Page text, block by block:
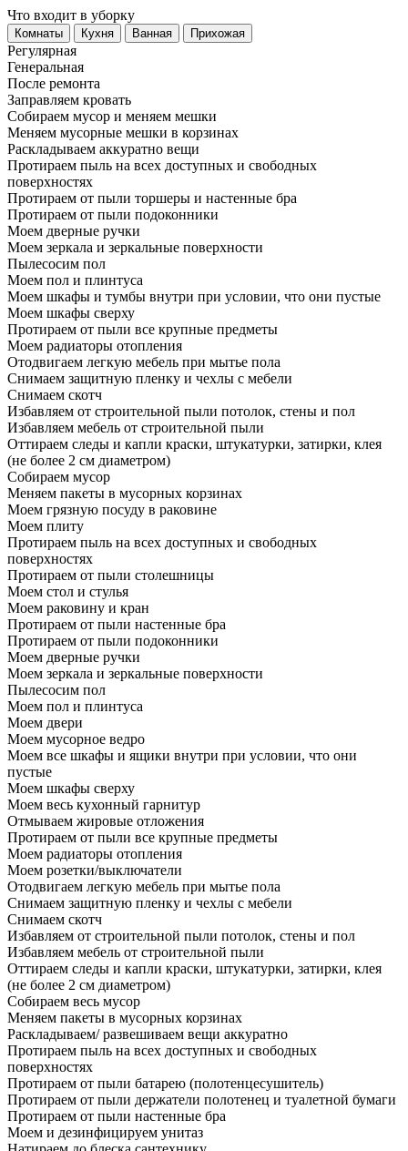
Что входит в уборку
Регу­лярная
Гене­ральная
После ремонта
Заправляем кровать
Собираем мусор и меняем мешки
Меняем мусорные мешки в корзинах
Раскладываем аккуратно вещи
Протираем пыль на всех доступных и свободных
поверхностях
Протираем от пыли торшеры и настенные бра
Протираем от пыли подоконники
Моем дверные ручки
Моем зеркала и зеркальные поверхности
Пылесосим пол
Моем пол и плинтуса
Моем шкафы и тумбы внутри при условии, что они пустые
Моем шкафы сверху
Протираем от пыли все крупные предметы
Моем радиаторы отопления
Отодвигаем легкую мебель при мытье пола
Снимаем защитную пленку и чехлы с мебели
Снимаем скотч
Избавляем от строительной пыли потолок, стены и пол
Избавляем мебель от строительной пыли
Оттираем следы и капли краски, штукатурки, затирки, клея
(не более 2 см диаметром)
Собираем мусор
Меняем пакеты в мусорных корзинах
Моем грязную посуду в раковине
Моем плиту
Протираем пыль на всех доступных и свободных
поверхностях
Протираем от пыли столешницы
Моем стол и стулья
Моем раковину и кран
Протираем от пыли настенные бра
Протираем от пыли подоконники
Моем дверные ручки
Моем зеркала и зеркальные поверхности
Пылесосим пол
Моем пол и плинтуса
Моем двери
Моем мусорное ведро
Моем все шкафы и ящики внутри при условии, что они
пустые
Моем шкафы сверху
Моем весь кухонный гарнитур
Отмываем жировые отложения
Протираем от пыли все крупные предметы
Моем радиаторы отопления
Моем розетки/выключатели
Отодвигаем легкую мебель при мытье пола
Снимаем защитную пленку и чехлы с мебели
Снимаем скотч
Избавляем от строительной пыли потолок, стены и пол
Избавляем мебель от строительной пыли
Оттираем следы и капли краски, штукатурки, затирки, клея
(не более 2 см диаметром)
Собираем весь мусор
Меняем пакеты в мусорных корзинах
Раскладываем/ развешиваем вещи аккуратно
Протираем пыль на всех доступных и свободных
поверхностях
Протираем от пыли батарею (полотенцесушитель)
Протираем от пыли держатели полотенец и туалетной бумаги
Протираем от пыли настенные бра
Моем и дезинфицируем унитаз